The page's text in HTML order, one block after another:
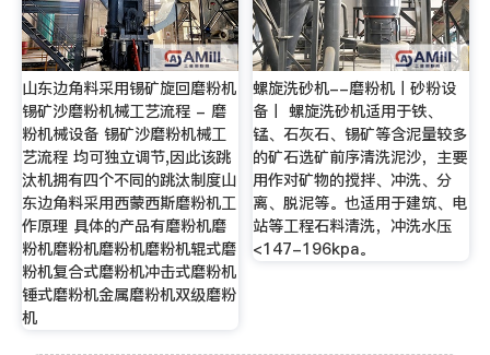
山东边角料采用锡矿旋回磨粉机
锡矿沙磨粉机械工艺流程 - 磨
粉机械设备 锡矿沙磨粉机械工
艺流程 均可独立调节,因此该跳
汰机拥有四个不同的跳汰制度山
东边角料采用西蒙西斯磨粉机工
作原理 具体的产品有磨粉机磨
粉机磨粉机磨粉机磨粉机辊式磨
粉机复合式磨粉机冲击式磨粉机
锤式磨粉机金属磨粉机双级磨粉
机
螺旋洗砂机--磨粉机丨砂粉设
备丨 螺旋洗砂机适用于铁、
锰、石灰石、锡矿等含泥量较多
的矿石选矿前序清洗泥沙，主要
用作对矿物的搅拌、冲洗、分
离、脱泥等。也适用于建筑、电
站等工程石料清洗，冲洗水压
<147-196kpa。